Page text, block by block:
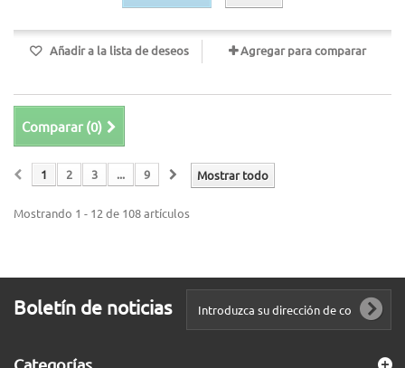
Añadir a la lista de deseos Agregar para comparar
Comparar (0)
Mostrar todo
1 2 3 ... 9
Mostrando 1 - 12 de 108 artículos
Boletín de noticias
Categorías